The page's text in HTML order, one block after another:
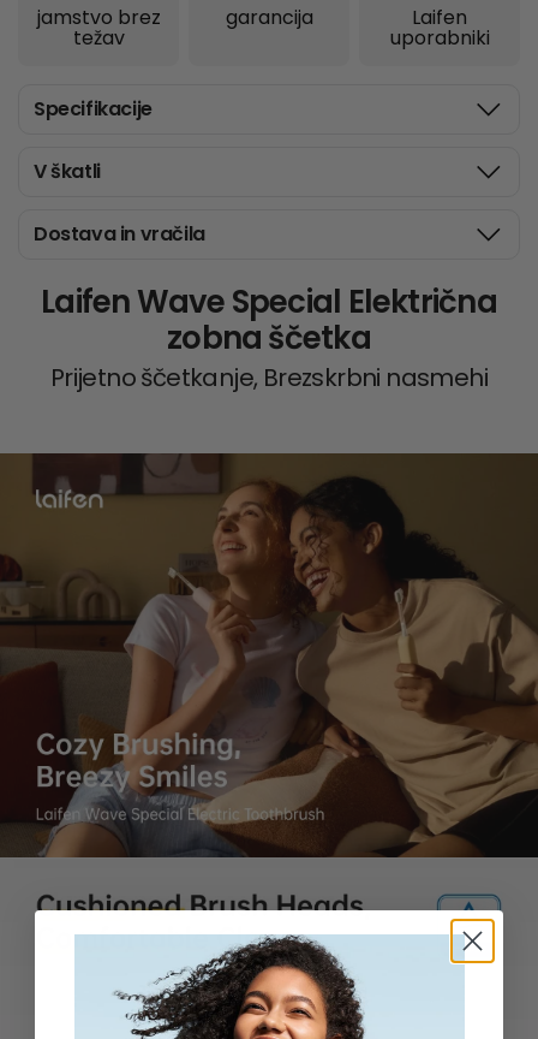
jamstvo brez
težav
garancija Laifen
uporabniki
Specifikacije
V škatli
Dostava in vračila
Laifen Wave Special Električna
zobna ščetka
Prijetno ščetkanje, Brezskrbni nasmehi